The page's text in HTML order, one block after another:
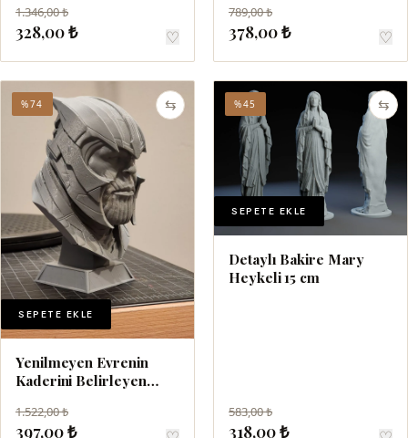
1.346,00 ₺
328,00 ₺ ♡
789,00 ₺
378,00 ₺ ♡
⇆
%74
SEPETE EKLE
Yenilmeyen Evrenin
Kaderini Belirleyen
cm
1.522,00 ₺
397,00 ₺
⇆
%45
SEPETE EKLE
Detaylı Bakire Mary
Heykeli 15 cm
583,00 ₺
318,00 ₺